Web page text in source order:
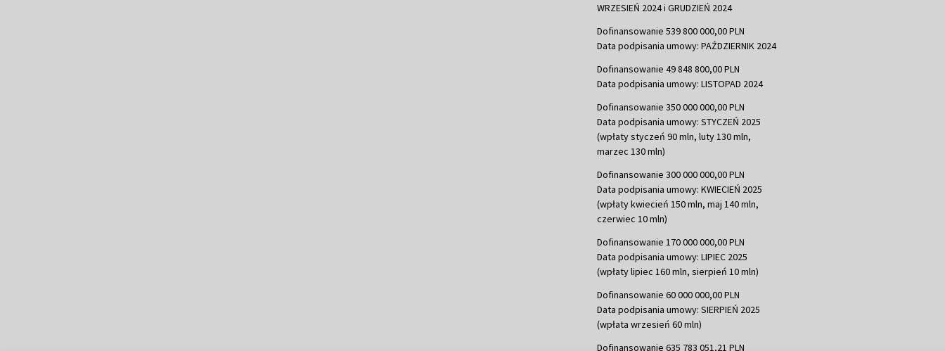
WRZESIEŃ 2024 i GRUDZIEŃ 2024
Dofinansowanie 539 800 000,00 PLN
Data podpisania umowy: PAŹDZIERNIK 2024
Dofinansowanie 49 848 800,00 PLN
Data podpisania umowy: LISTOPAD 2024
Dofinansowanie 350 000 000,00 PLN
Data podpisania umowy: STYCZEŃ 2025
(wpłaty styczeń 90 mln, luty 130 mln,
marzec 130 mln)
Dofinansowanie 300 000 000,00 PLN
Data podpisania umowy: KWIECIEŃ 2025
(wpłaty kwiecień 150 mln, maj 140 mln,
czerwiec 10 mln)
Dofinansowanie 170 000 000,00 PLN
Data podpisania umowy: LIPIEC 2025
(wpłaty lipiec 160 mln, sierpień 10 mln)
Dofinansowanie 60 000 000,00 PLN
Data podpisania umowy: SIERPIEŃ 2025
(wpłata wrzesień 60 mln)
Dofinansowanie 635 783 051,21 PLN